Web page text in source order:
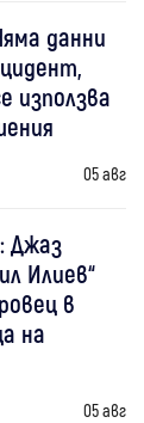
данни
използва
05 авг
Джаз
Илиев“
в
на
05 авг